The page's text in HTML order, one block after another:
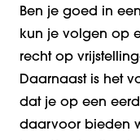
Ben je goed in
kun je volgen op
recht op
Daarnaast is het
dat je op een
daarvoor bieden